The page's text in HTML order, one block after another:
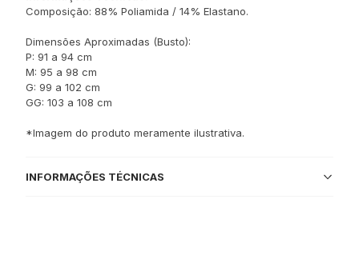
Composição: 88% Poliamida / 14% Elastano.
Dimensões Aproximadas (Busto):
P: 91 a 94 cm
M: 95 a 98 cm
G: 99 a 102 cm
GG: 103 a 108 cm
*Imagem do produto meramente ilustrativa.
INFORMAÇÕES TÉCNICAS